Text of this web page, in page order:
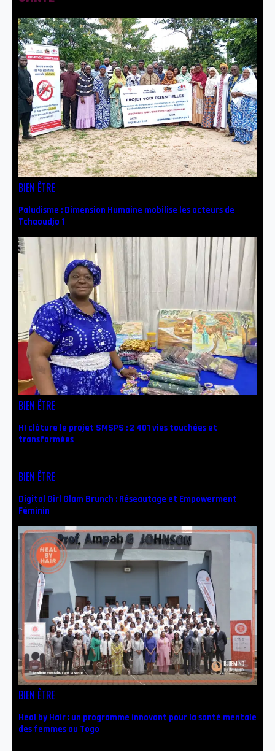
BIEN ÊTRE
Paludisme : Dimension Humaine mobilise les acteurs de
Tchaoudjo 1
BIEN ÊTRE
HI clôture le projet SMSPS : 2 401 vies touchées et
transformées
BIEN ÊTRE
Digital Girl Glam Brunch : Réseautage et Empowerment
Féminin
BIEN ÊTRE
Heal by Hair : un programme innovant pour la santé mentale
des femmes au Togo